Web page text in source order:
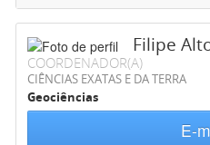
Filipe
COORDENADOR(A)
CIÊNCIAS EXATAS E DA TERRA
Geociências
E-